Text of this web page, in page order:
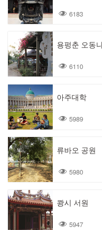
6183
용펑춘 오동
6110
아주대학
5989
류바오 공원
5980
쾅시 서원
5947